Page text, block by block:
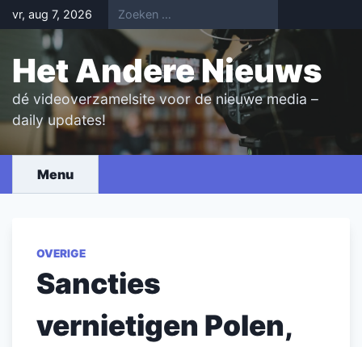
Skip
to
content
vr, aug 7, 2026
Het Andere Nieuws
dé videoverzamelsite voor de nieuwe media –
daily updates!
Menu
OVERIGE
Sancties
vernietigen Polen,